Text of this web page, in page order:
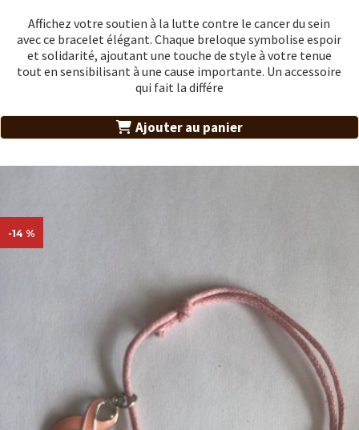
Affichez votre soutien à la lutte contre le cancer du sein
avec ce bracelet élégant. Chaque breloque symbolise espoir
et solidarité, ajoutant une touche de style à votre tenue
tout en sensibilisant à une cause importante. Un accessoire
qui fait la différe
Ajouter au panier
-14 %